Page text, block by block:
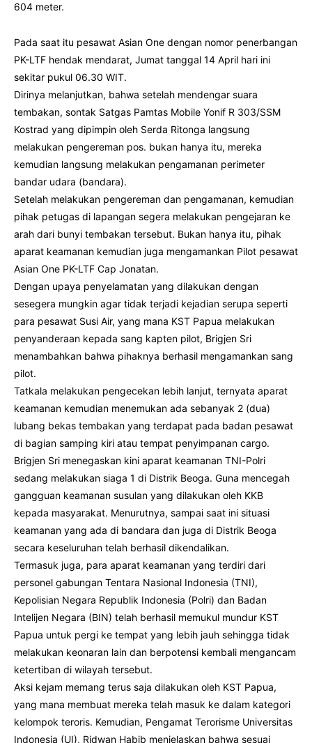
604 meter.
Pada saat itu pesawat Asian One dengan nomor penerbangan
PK-LTF hendak mendarat, Jumat tanggal 14 April hari ini
sekitar pukul 06.30 WIT.
Dirinya melanjutkan, bahwa setelah mendengar suara
tembakan, sontak Satgas Pamtas Mobile Yonif R 303/SSM
Kostrad yang dipimpin oleh Serda Ritonga langsung
melakukan pengereman pos. bukan hanya itu, mereka
kemudian langsung melakukan pengamanan perimeter
bandar udara (bandara).
Setelah melakukan pengereman dan pengamanan, kemudian
pihak petugas di lapangan segera melakukan pengejaran ke
arah dari bunyi tembakan tersebut. Bukan hanya itu, pihak
aparat keamanan kemudian juga mengamankan Pilot pesawat
Asian One PK-LTF Cap Jonatan.
Dengan upaya penyelamatan yang dilakukan dengan
sesegera mungkin agar tidak terjadi kejadian serupa seperti
para pesawat Susi Air, yang mana KST Papua melakukan
penyanderaan kepada sang kapten pilot, Brigjen Sri
menambahkan bahwa pihaknya berhasil mengamankan sang
pilot.
Tatkala melakukan pengecekan lebih lanjut, ternyata aparat
keamanan kemudian menemukan ada sebanyak 2 (dua)
lubang bekas tembakan yang terdapat pada badan pesawat
di bagian samping kiri atau tempat penyimpanan cargo.
Brigjen Sri menegaskan kini aparat keamanan TNI-Polri
sedang melakukan siaga 1 di Distrik Beoga. Guna mencegah
gangguan keamanan susulan yang dilakukan oleh KKB
kepada masyarakat. Menurutnya, sampai saat ini situasi
keamanan yang ada di bandara dan juga di Distrik Beoga
secara keseluruhan telah berhasil dikendalikan.
Termasuk juga, para aparat keamanan yang terdiri dari
personel gabungan Tentara Nasional Indonesia (TNI),
Kepolisian Negara Republik Indonesia (Polri) dan Badan
Intelijen Negara (BIN) telah berhasil memukul mundur KST
Papua untuk pergi ke tempat yang lebih jauh sehingga tidak
melakukan keonaran lain dan berpotensi kembali mengancam
ketertiban di wilayah tersebut.
Aksi kejam memang terus saja dilakukan oleh KST Papua,
yang mana membuat mereka telah masuk ke dalam kategori
kelompok teroris. Kemudian, Pengamat Terorisme Universitas
Indonesia (UI), Ridwan Habib menjelaskan bahwa sesuai